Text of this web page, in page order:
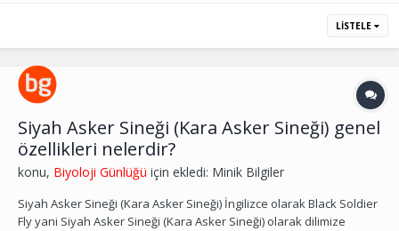
LISTELE
Siyah Asker Sineği (Kara Asker Sineği) genel
özellikleri nelerdir?
konu, Biyoloji Günlüğü için ekledi: Minik Bilgiler
Siyah Asker Sineği (Kara Asker Sineği) İngilizce olarak Black Soldier
Fly yani Siyah Asker Sineği (Kara Asker Sineği) olarak dilimize